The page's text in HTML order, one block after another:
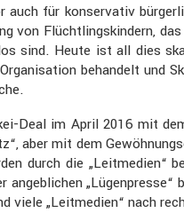
auch für konser­vativ
von Flücht­lings­kin­dern,
sind. Heute ist all dies
behan­delt und
Deal im April 2016 mit
aber mit dem
durch die
angeb­li­chen
viele „Leitme­dien“ nach